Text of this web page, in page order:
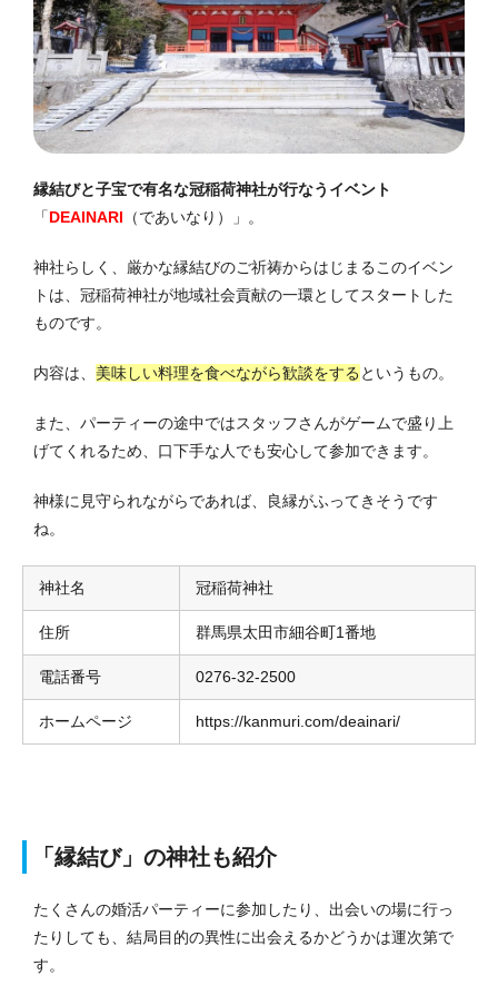
縁結びと子宝で有名な冠稲荷神社が行なうイベント
「DEAINARI （であいなり）」。
神社らしく、厳かな縁結びのご祈祷からはじまるこのイベン
トは、冠稲荷神社が地域社会貢献の一環としてスタートした
ものです。
内容は、 美味しい料理を食べながら歓談をする というもの。
また、パーティーの途中ではスタッフさんがゲームで盛り上
げてくれるため、口下手な人でも安心して参加できます。
神様に見守られながらであれば、良縁がふってきそうです
ね。
神社名 冠稲荷神社
住所 群馬県太田市細谷町1番地
電話番号 0276-32-2500
ホームページ https://kanmuri.com/deainari/
「縁結び」の神社も紹介
たくさんの婚活パーティーに参加したり、出会いの場に行っ
たりしても、結局目的の異性に出会えるかどうかは運次第で
す。